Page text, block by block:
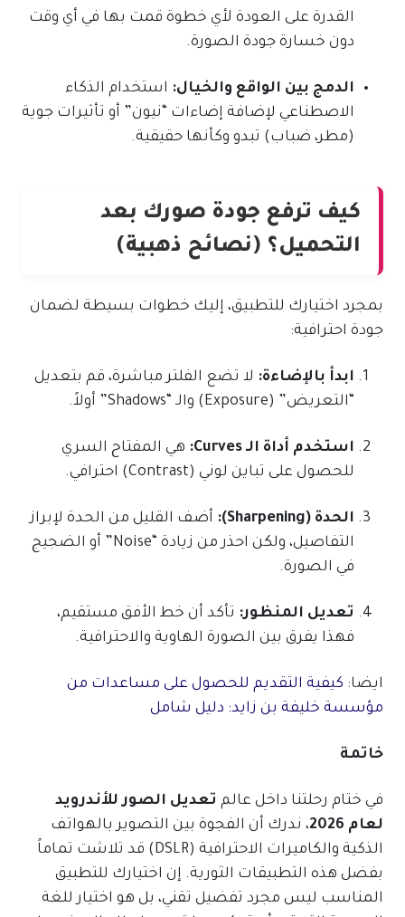
القدرة على العودة لأي خطوة قمت بها في أي وقت
دون خسارة جودة الصورة.
الدمج بين الواقع والخيال: استخدام الذكاء
الاصطناعي لإضافة إضاءات “نيون” أو تأثيرات جوية
(مطر، ضباب) تبدو وكأنها حقيقية.
كيف ترفع جودة صورك بعد
التحميل؟ (نصائح ذهبية)
بمجرد اختيارك للتطبيق، إليك خطوات بسيطة لضمان
جودة احترافية:
ابدأ بالإضاءة: لا تضع الفلتر مباشرة، قم بتعديل
“التعريض” (Exposure) والـ “Shadows” أولاً.
استخدم أداة الـ Curves:
هي المفتاح السري
للحصول على تباين لوني (Contrast) احترافي.
الحدة (Sharpening):
أضف القليل من الحدة لإبراز
التفاصيل، ولكن احذر من زيادة “Noise” أو الضجيج
في الصورة.
تعديل المنظور: تأكد أن خط الأفق مستقيم،
فهذا يفرق بين الصورة الهاوية والاحترافية.
ايضا: كيفية التقديم للحصول على مساعدات من
مؤسسة خليفة بن زايد: دليل شامل
خاتمة
في ختام رحلتنا داخل عالم تعديل الصور للأندرويد
لعام 2026
، ندرك أن الفجوة بين التصوير بالهواتف
الذكية والكاميرات الاحترافية (DSLR) قد تلاشت تماماً
بفضل هذه التطبيقات الثورية. إن اختيارك للتطبيق
المناسب ليس مجرد تفضيل تقني، بل هو اختيار للغة